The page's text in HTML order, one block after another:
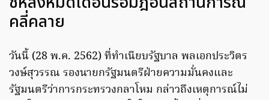
คลี่คลาย
วันนี้ (28 พ.ค. 2562) ที่ทำเนียบรัฐบาล พลเอกประวิตร
วงษ์สุวรรณ รองนายกรัฐมนตรีฝ่ายความมั่นคงและ
รัฐมนตรีว่าการกระทรวงกลาโหม กล่าวถึงเหตุการณ์ไม่